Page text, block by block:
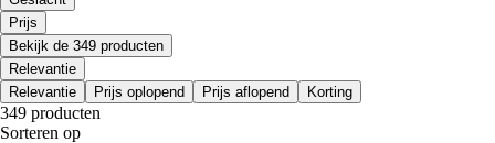
Prijs
Bekijk de 349 producten
Relevantie
Relevantie
Prijs oplopend Prijs aflopend Korting
349 producten
Sorteren op